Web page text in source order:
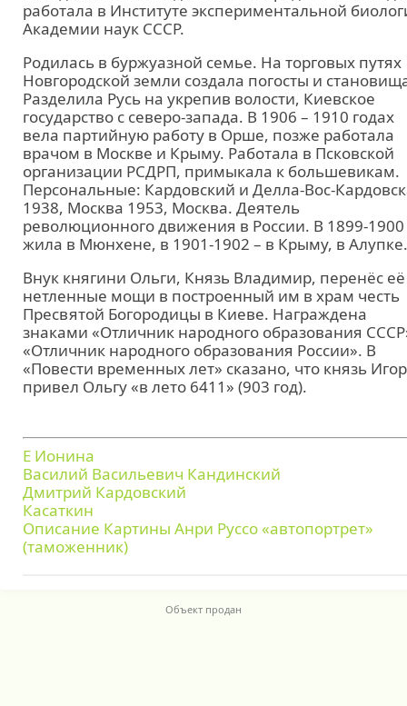
работала в Институте экспериментальной
Академии наук СССР.
Родилась в буржуазной семье. На торговых путях
Новгородской земли создала погосты и
Разделила Русь на укрепив волости, Киевское
государство с северо-запада. В 1906 – 1910 годах
вела партийную работу в Орше, позже работала
врачом в Москве и Крыму. Работала в Псковской
организации РСДРП, примыкала к большевикам.
Персональные: Кардовский и Делла-Вос-
1938, Москва 1953, Москва. Деятель
революционного движения в России. В 1899-1900
жила в Мюнхене, в 1901-1902 – в Крыму, в Алупке.
Внук княгини Ольги, Князь Владимир, перенёс её
нетленные мощи в построенный им в храм честь
Пресвятой Богородицы в Киеве. Награждена
знаками «Отличник народного образования
«Отличник народного образования России». В
«Повести временных лет» сказано, что князь
привел Ольгу «в лето 6411» (903 год).
Е Ионина
Василий Васильевич Кандинский
Дмитрий Кардовский
Касаткин
Описание Картины Анри Руссо «автопортрет»
(таможенник)
Объект продан